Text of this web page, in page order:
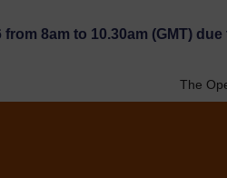
8am to 10.30am (GMT)
The